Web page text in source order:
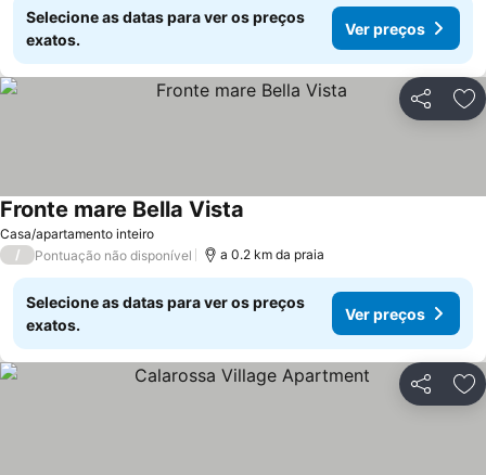
Selecione as datas para ver os preços
exatos.
Ver preços
Partilhar
Casa/apartamento inteiro
Fronte mare Bella Vista
/ Pontuação não disponível a 0.2 km da praia
Selecione as datas para ver os preços
exatos.
Ver preços
Partilhar